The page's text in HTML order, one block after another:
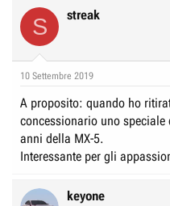
t
s
S streak
10 Settembre 2019
A proposito: quando ho
concessionario uno
anni della MX-5.
Interessante per gli
keyone